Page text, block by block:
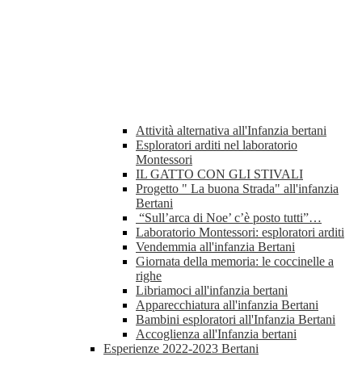
Attività alternativa all'Infanzia bertani
Esploratori arditi nel laboratorio
Montessori
IL GATTO CON GLI STIVALI
Progetto " La buona Strada" all'infanzia
Bertani
“Sull’arca di Noe’ c’è posto tutti”…
Laboratorio Montessori: esploratori arditi
Vendemmia all'infanzia Bertani
Giornata della memoria: le coccinelle a
righe
Libriamoci all'infanzia bertani
Apparecchiatura all'infanzia Bertani
Bambini esploratori all'Infanzia Bertani
Accoglienza all'Infanzia bertani
Esperienze 2022-2023 Bertani